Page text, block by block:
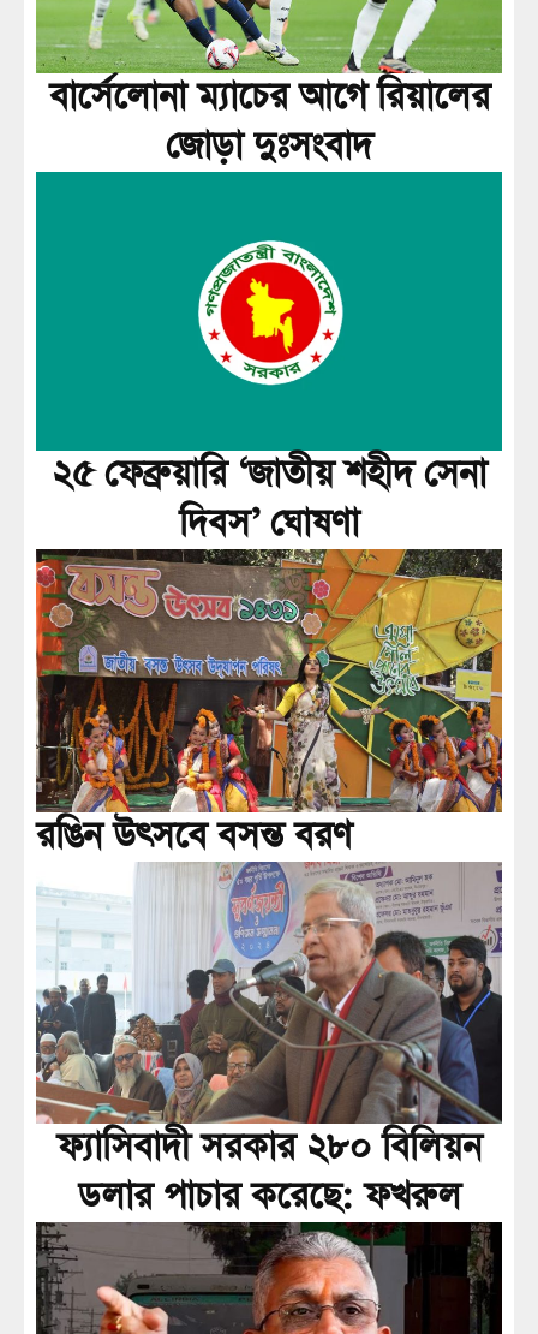
বার্সেলোনা ম্যাচের আগে রিয়ালের
জোড়া দুঃসংবাদ
২৫ ফেব্রুয়ারি ‘জাতীয় শহীদ সেনা
দিবস’ ঘোষণা
রঙিন উৎসবে বসন্ত বরণ
ফ্যাসিবাদী সরকার ২৮০ বিলিয়ন
ডলার পাচার করেছে: ফখরুল